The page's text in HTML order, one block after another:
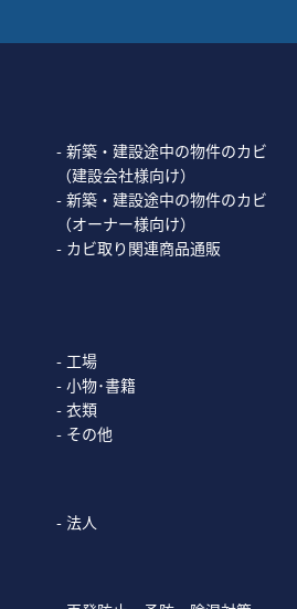
新築・建設途中の物件のカビ
（建設会社様向け）
新築・建設途中の物件のカビ
（オーナー様向け）
カビ取り関連商品通販
法人
工場
小物･書籍
衣類
その他